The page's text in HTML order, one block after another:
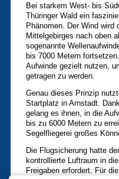
Bei starkem West- bis
Thüringer Wald ein
Phänomen. Der Wind wird
Mittelgebirges nach oben
sogenannte
bis 7000 Metern
Aufwinde gezielt nutzen,
getragen zu werden.
Genau dieses Prinzip
Startplatz in Arnstadt.
gelang es ihnen, in die
bis zu 6000 Metern zu
Segelfliegerei großes
Die Flugsicherung hatte
kontrollierte Luftraum in
Freigaben erfordert. Für